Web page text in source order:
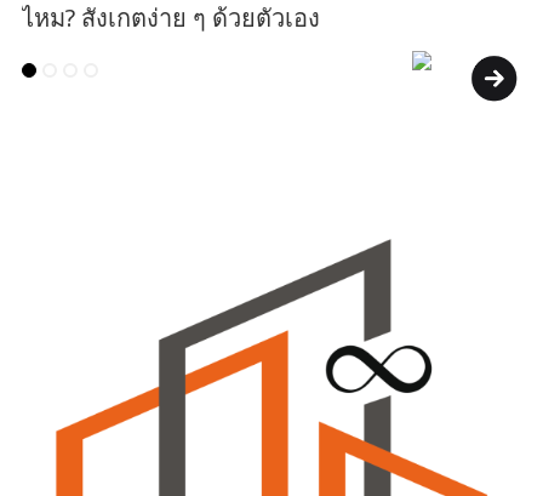
ไหม? สังเกตง่าย ๆ ด้วยตัวเอง